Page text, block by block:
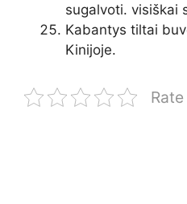
sugalvoti. visiškai
Kabantys tiltai
Kinijoje.